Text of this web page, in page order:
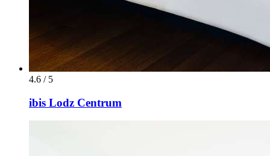
4.6 / 5
ibis Lodz Centrum